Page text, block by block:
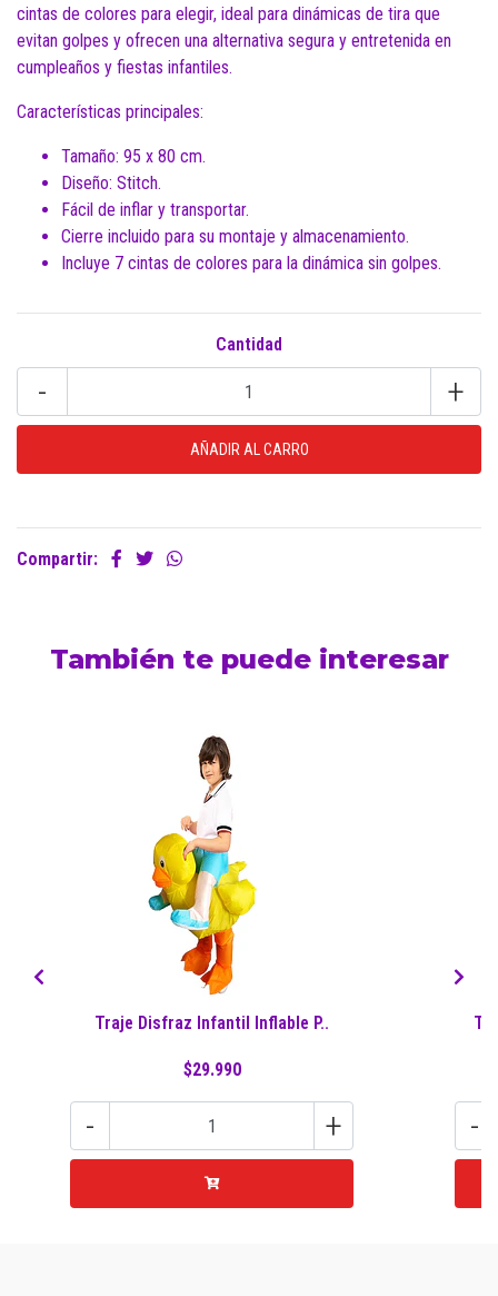
cintas de colores para elegir, ideal para dinámicas de tira que
evitan golpes y ofrecen una alternativa segura y entretenida en
cumpleaños y fiestas infantiles.
Características principales:
Tamaño: 95 x 80 cm.
Diseño: Stitch.
Fácil de inflar y transportar.
Cierre incluido para su montaje y almacenamiento.
Incluye 7 cintas de colores para la dinámica sin golpes.
Cantidad
- +
Compartir:
También te puede interesar
Traje Disfraz Infantil Inflable P..
$29.990
- + -